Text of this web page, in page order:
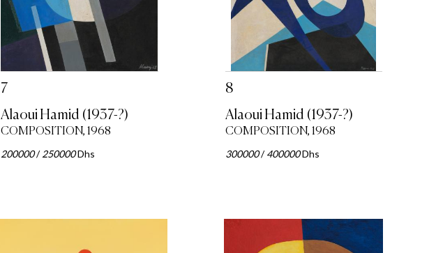
7
Alaoui Hamid (1937-?)
COMPOSITION, 1968
200000/250000Dhs
8
Alaoui Hamid (1937-?)
COMPOSITION, 1968
300000/400000Dhs